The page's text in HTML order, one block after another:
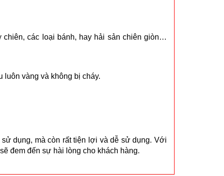
các loại bánh, hay hải sản chiên giòn…
luôn vàng và không bị cháy.
dụng, mà còn rất tiện lợi và dễ sử dụng. Với
đem đến sự hài lòng cho khách hàng.